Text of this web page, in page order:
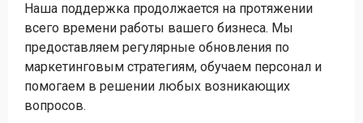
Наша поддержка продолжается на протяжении
всего времени работы вашего бизнеса. Мы
предоставляем регулярные обновления по
маркетинговым стратегиям, обучаем персонал и
помогаем в решении любых возникающих
вопросов.